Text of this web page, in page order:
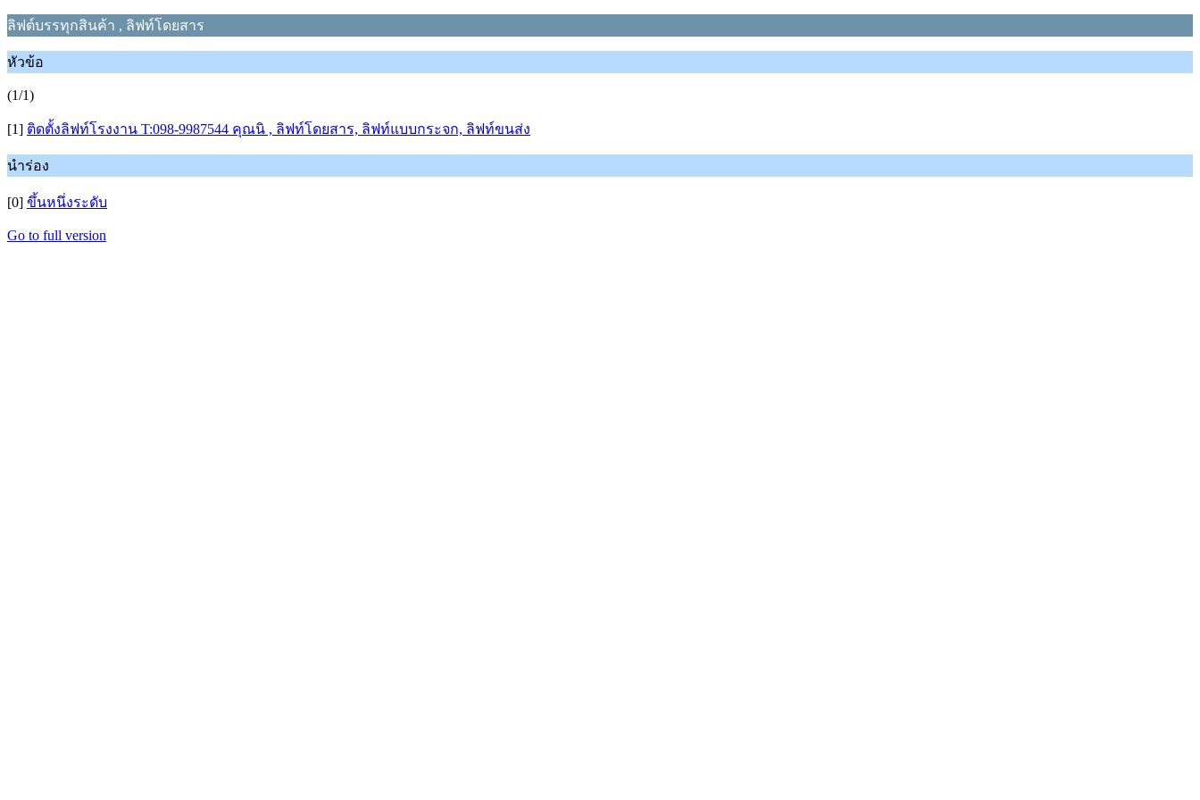
ลิฟต์บรรทุกสินค้า , ลิฟท์โดยสาร
หัวข้อ
(1/1)
[1] ติดตั้งลิฟท์โรงงาน T:098-9987544 คุณนิ , ลิฟท์โดยสาร, ลิฟท์แบบกระจก, ลิฟท์ขนส่ง
นำร่อง
[0] ขึ้นหนึ่งระดับ
Go to full version